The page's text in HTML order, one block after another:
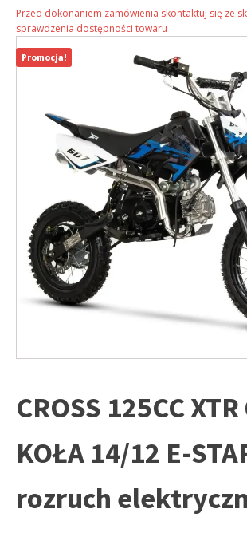
Przed dokonaniem zamówienia skontaktuj się ze
sprawdzenia dostępności towaru
CROSS 125CC
KOŁA 14/12 E-
rozruch
Promocja!